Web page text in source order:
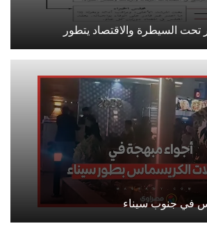
تحت السيطرة والاقتصاد يتطور
في جنوب سيناء